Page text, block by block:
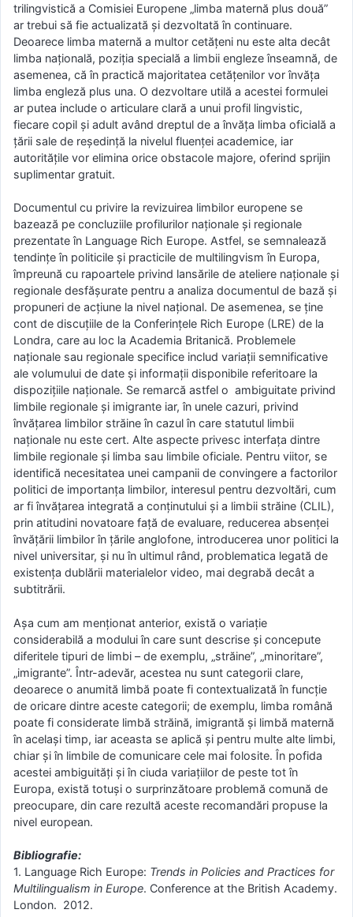
trilingvistică a Comisiei Europene „limba maternă plus două”
ar trebui să fie actualizată și dezvoltată în continuare.
Deoarece limba maternă a multor cetățeni nu este alta decât
limba națională, poziția specială a limbii engleze înseamnă, de
asemenea, că în practică majoritatea cetățenilor vor învăța
limba engleză plus una. O dezvoltare utilă a acestei formulei
ar putea include o articulare clară a unui profil lingvistic,
fiecare copil și adult având dreptul de a învăța limba oficială a
țării sale de reședință la nivelul fluenței academice, iar
autoritățile vor elimina orice obstacole majore, oferind sprijin
suplimentar gratuit.
Documentul cu privire la revizuirea limbilor europene se
bazează pe concluziile profilurilor naționale și regionale
prezentate în Language Rich Europe. Astfel, se semnalează
tendințe în politicile și practicile de multilingvism în Europa,
împreună cu rapoartele privind lansările de ateliere naționale și
regionale desfășurate pentru a analiza documentul de bază și
propuneri de acțiune la nivel național. De asemenea, se ține
cont de discuțiile de la Conferințele Rich Europe (LRE) de la
Londra, care au loc la Academia Britanică. Problemele
naționale sau regionale specifice includ variații semnificative
ale volumului de date și informații disponibile referitoare la
dispozițiile naționale. Se remarcă astfel o ambiguitate privind
limbile regionale și imigrante iar, în unele cazuri, privind
învățarea limbilor străine în cazul în care statutul limbii
naționale nu este cert. Alte aspecte privesc interfața dintre
limbile regionale și limba sau limbile oficiale. Pentru viitor, se
identifică necesitatea unei campanii de convingere a factorilor
politici de importanța limbilor, interesul pentru dezvoltări, cum
ar fi învățarea integrată a conținutului și a limbii străine (CLIL),
prin atitudini novatoare față de evaluare, reducerea absenței
învățării limbilor în țările anglofone, introducerea unor politici la
nivel universitar, și nu în ultimul rând, problematica legată de
existența dublării materialelor video, mai degrabă decât a
subtitrării.
Așa cum am menționat anterior, există o variație
considerabilă a modului în care sunt descrise și concepute
diferitele tipuri de limbi – de exemplu, „străine”, „minoritare”,
„imigrante”. Într-adevăr, acestea nu sunt categorii clare,
deoarece o anumită limbă poate fi contextualizată în funcție
de oricare dintre aceste categorii; de exemplu, limba română
poate fi considerate limbă străină, imigrantă și limbă maternă
în același timp, iar aceasta se aplică și pentru multe alte limbi,
chiar și în limbile de comunicare cele mai folosite. În pofida
acestei ambiguități și în ciuda variațiilor de peste tot în
Europa, există totuși o surprinzătoare problemă comună de
preocupare, din care rezultă aceste recomandări propuse la
nivel european.
Bibliografie:
1. Language Rich Europe: Trends in Policies and Practices for
Multilingualism in Europe. Conference at the British Academy.
London. 2012.